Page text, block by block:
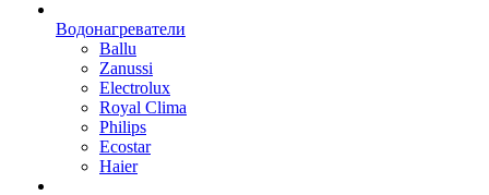
Водонагреватели
Ballu
Zanussi
Electrolux
Royal Clima
Philips
Ecostar
Haier